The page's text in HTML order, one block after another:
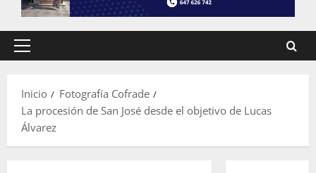
Menú
Inicio
Fotografía Cofrade
La procesión de San José desde el objetivo de Lucas
Álvarez